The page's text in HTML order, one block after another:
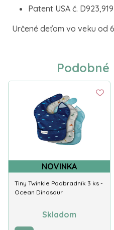
Patent USA č. D923,919
Určené deťom vo veku od
NOVINKA
Tiny Twinkle Podbradník 3 ks -
Ocean Dinosaur
Skladom